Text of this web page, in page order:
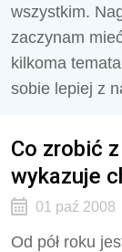
wszystkim.
zaczynam
kilkoma
sobie lepiej z
Co zrobić
wykazuje
01 paź 2008
Od pół roku